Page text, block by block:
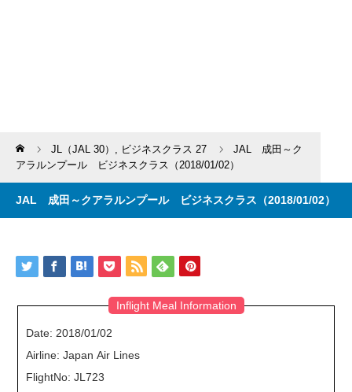
Home JL（JAL 30） , ビジネスクラス 27
JAL 成田～ク
アラルンプール ビジネスクラス（2018/01/02）
JAL 成田～クアラルンプール ビジネスクラス（2018/01/02）
Inflight Meal Information
Date: 2018/01/02
Airline: Japan Air Lines
FlightNo: JL723